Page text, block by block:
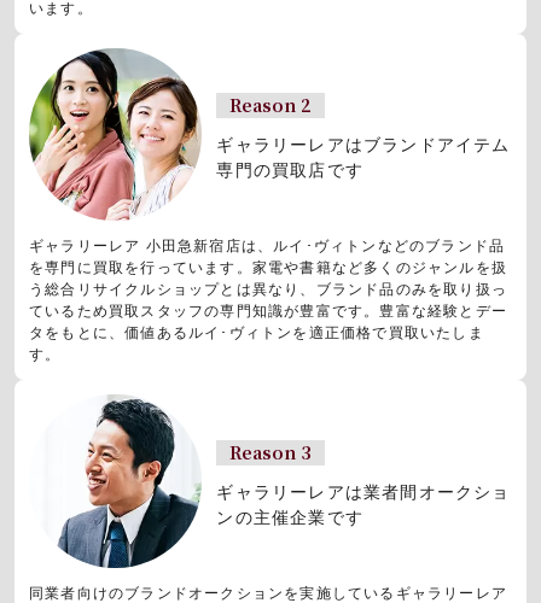
います。
Reason 2
ギャラリーレアはブランドアイテム
専門の買取店です
ギャラリーレア 小田急新宿店は、ルイ･ヴィトンなどのブランド品
を専門に買取を行っています。家電や書籍など多くのジャンルを扱
う総合リサイクルショップとは異なり、ブランド品のみを取り扱っ
ているため買取スタッフの専門知識が豊富です。豊富な経験とデー
タをもとに、価値あるルイ･ヴィトンを適正価格で買取いたしま
す。
Reason 3
ギャラリーレアは業者間オークショ
ンの主催企業です
同業者向けのブランドオークションを実施しているギャラリーレア